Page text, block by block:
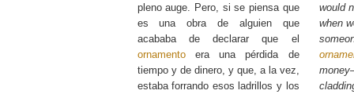
pleno auge. Pero, si se piensa que
es una obra de alguien que
acababa de declarar que el
ornamentoera una pérdida de
tiempo y de dinero, y que, a la vez,
estaba forrando esos ladrillos y los
would
when